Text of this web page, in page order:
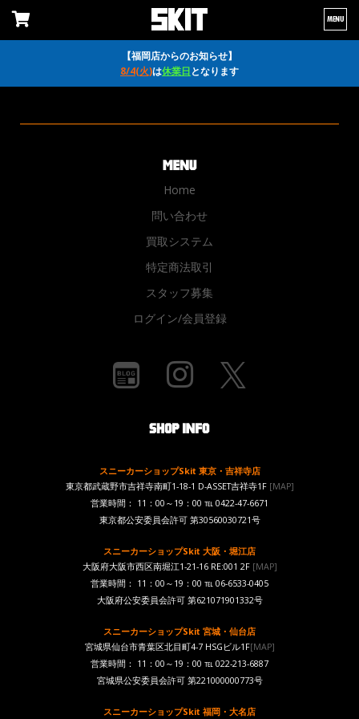
【福岡店からのお知らせ】
8/4(火)は休業日となります
MENU
Home
問い合わせ
買取システム
特定商法取引
スタッフ募集
ログイン/会員登録
スニーカーショップSkit 東京・吉祥寺店
東京都武蔵野市吉祥寺南町1-18-1 D-ASSET吉祥寺1F [MAP]
営業時間： 11：00～19：00 ℡ 0422-47-6671
東京都公安委員会許可 第30560030721号
スニーカーショップSkit 大阪・堀江店
大阪府大阪市西区南堀江1-21-16 RE:001 2F[MAP]
営業時間： 11：00～19：00 ℡ 06-6533-0405
大阪府公安委員会許可 第621071901332号
スニーカーショップSkit 宮城・仙台店
宮城県仙台市青葉区北目町4-7 HSGビル1F[MAP]
営業時間： 11：00～19：00 ℡ 022-213-6887
宮城県公安委員会許可 第221000000773号
スニーカーショップSkit 福岡・大名店